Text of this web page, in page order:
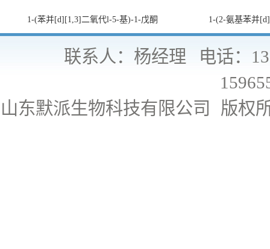
1-(苯并[d][1,3]二氧代l-5-基)-1-戊酮 1-(2-氨基苯并
联系人：杨经理
电话：
山东默派生物科技有限公司
版权